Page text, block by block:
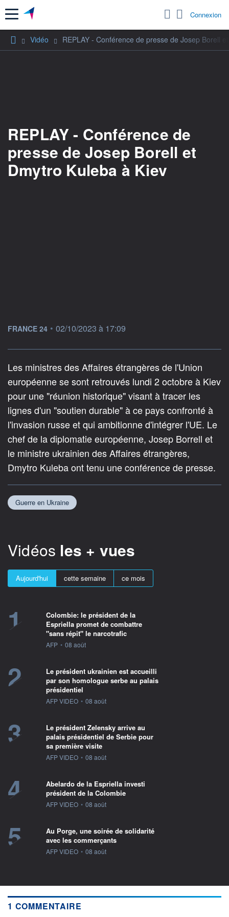
Menu Connexion
Vidéo REPLAY - Conférence de presse de Josep Borell
REPLAY - Conférence de
presse de Josep Borell et
Dmytro Kuleba à Kiev
information fournie par
FRANCE 24 • 02/10/2023 à 17:09
Les ministres des Affaires étrangères de l'Union
européenne se sont retrouvés lundi 2 octobre à Kiev
pour une "réunion historique" visant à tracer les
lignes d'un "soutien durable" à ce pays confronté à
l'invasion russe et qui ambitionne d'intégrer l'UE. Le
chef de la diplomatie européenne, Josep Borrell et
le ministre ukrainien des Affaires étrangères,
Dmytro Kuleba ont tenu une conférence de presse.
Guerre en Ukraine
Vidéos les + vues
Aujourd'hui cette semaine ce mois
1
Colombie: le président de la
Espriella promet de combattre
"sans répit" le narcotrafic
information fournie par
AFP • 08 août
2
Le président ukrainien est accueilli
par son homologue serbe au palais
présidentiel
information fournie par
AFP VIDEO • 08 août
3
Le président Zelensky arrive au
palais présidentiel de Serbie pour
sa première visite
information fournie par
AFP VIDEO • 08 août
4
Abelardo de la Espriella investi
président de la Colombie
information fournie par
AFP VIDEO • 08 août
5
Au Porge, une soirée de solidarité
avec les commerçants
information fournie par
AFP VIDEO • 08 août
1 COMMENTAIRE